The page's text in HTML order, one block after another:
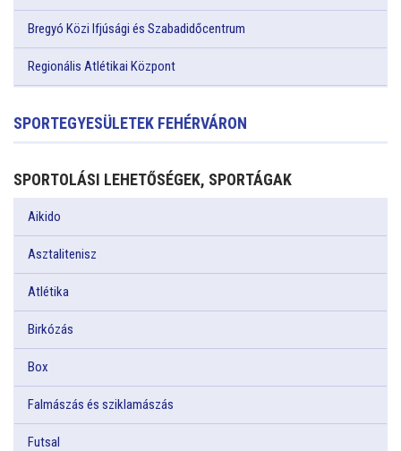
Bregyó Közi Ifjúsági és Szabadidőcentrum
Regionális Atlétikai Központ
SPORTEGYESÜLETEK FEHÉRVÁRON
SPORTOLÁSI LEHETŐSÉGEK, SPORTÁGAK
Aikido
Asztalitenisz
Atlétika
Birkózás
Box
Falmászás és sziklamászás
Futsal